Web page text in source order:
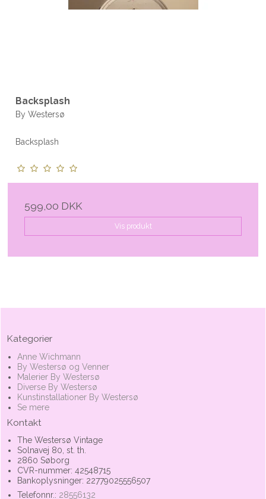
Backsplash
By Westersø
Backsplash
599,00 DKK
Vis produkt
Kategorier
Anne Wichmann
By Westersø og Venner
Malerier By Westersø
Diverse By Westersø
Kunstinstallationer By Westersø
Se mere
Kontakt
The Westersø Vintage
Solnavej 80, st. th.
2860 Søborg
CVR-nummer: 42548715
Bankoplysninger: 22779025556507
Telefonnr.: 28556132